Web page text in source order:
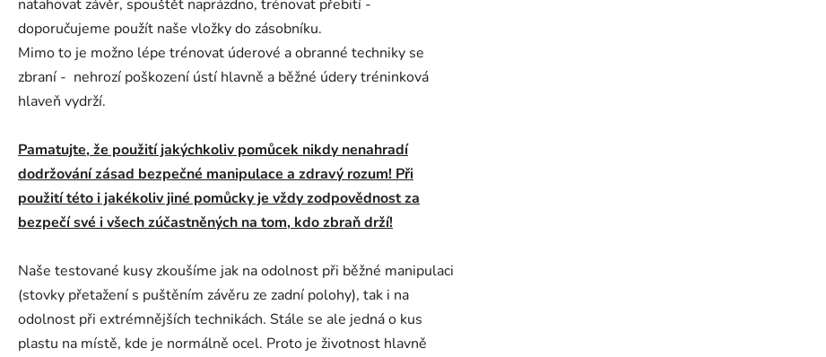
natahovat závěr, spouštět naprázdno, trénovat přebití -
doporučujeme použít naše vložky do zásobníku.
Mimo to je možno lépe trénovat úderové a obranné techniky se
zbraní - nehrozí poškození ústí hlavně a běžné údery tréninková
hlaveň vydrží.
Pamatujte, že použití jakýchkoliv pomůcek nikdy nenahradí
dodržování zásad bezpečné manipulace a zdravý rozum! Při
použití této i jakékoliv jiné pomůcky je vždy zodpovědnost za
bezpečí své i všech zúčastněných na tom, kdo zbraň drží!
Naše testované kusy zkoušíme jak na odolnost při běžné manipulaci
(stovky přetažení s puštěním závěru ze zadní polohy), tak i na
odolnost při extrémnějších technikách. Stále se ale jedná o kus
plastu na místě, kde je normálně ocel. Proto je životnost hlavně